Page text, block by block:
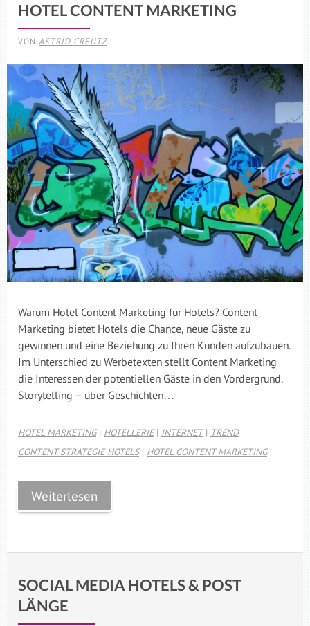
HOTEL CONTENT MARKETING
VON ASTRID CREUTZ
Warum Hotel Content Marketing für Hotels? Content
Marketing bietet Hotels die Chance, neue Gäste zu
gewinnen und eine Beziehung zu Ihren Kunden aufzubauen.
Im Unterschied zu Werbetexten stellt Content Marketing
die Interessen der potentiellen Gäste in den Vordergrund.
Storytelling – über Geschichten…
HOTEL MARKETING| HOTELLERIE| INTERNET| TREND
CONTENT STRATEGIE HOTELS| HOTEL CONTENT MARKETING
Weiterlesen
SOCIAL MEDIA HOTELS & POST
LÄNGE